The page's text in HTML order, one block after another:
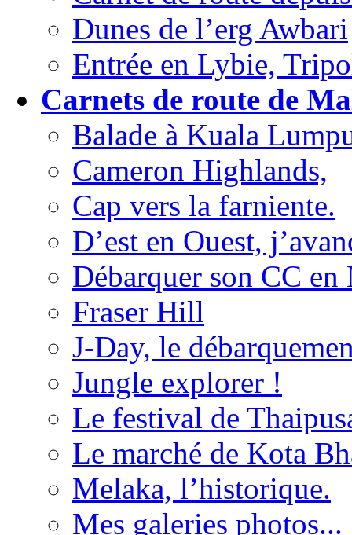
Dunes de l’erg Awbari
Entrée en Lybie,
Carnets de route de
Balade à Kuala
Cameron Highlands,
Cap vers la farniente.
D’est en Ouest,
Débarquer son CC en
Fraser Hill
J-Day, le
Jungle explorer !
Le festival de
Le marché de Kota
Melaka, l’historique.
Mes galeries photos...